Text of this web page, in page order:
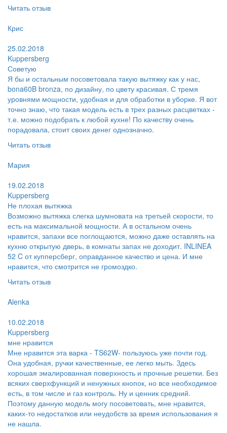
Читать отзыв
Крис
25.02.2018
Kuppersberg
Советую
Я бы и остальным посоветовала такую вытяжку как у нас,
bona60B bronza, по дизайну, по цвету красивая. С тремя
уровнями мощности, удобная и для обработки в уборке. Я вот
точно знаю, что такая модель есть в трех разных расцветках -
т.е. можно подобрать к любой кухне! По качеству очень
порадовала, стоит своих денег однозначно.
Читать отзыв
Мария
19.02.2018
Kuppersberg
Не плохая вытяжка
Возможно вытяжка слегка шумновата на третьей скорости, то
есть на максимальной мощности. А в остальном очень
нравится, запахи все поглощаются, можно даже оставлять на
кухню открытую дверь, в комнаты запах не доходит. INLINEA
52 C от купперсберг, оправданное качество и цена. И мне
нравится, что смотрится не громоздко.
Читать отзыв
Alenka
10.02.2018
Kuppersberg
мне нравится
Мне нравится эта варка - TS62W- пользуюсь уже почти год.
Она удобная, ручки качественные, ее легко мыть. Здесь
хорошая эмалированная поверхность и прочные решетки. Без
всяких сверхфункций и ненужных кнопок, но все необходимое
есть, в том числе и газ контроль. Ну и ценник средний.
Поэтому данную модель могу посоветовать, мне нравится,
каких-то недостатков или неудобств за время использования я
не нашла.